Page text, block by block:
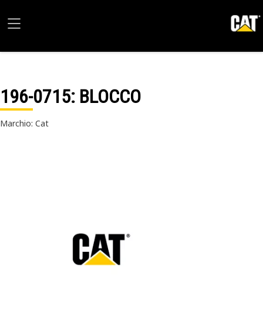
196-0715: BLOCCO
Marchio: Cat